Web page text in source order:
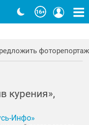
фоторепортаж
курения»,
Инфо»